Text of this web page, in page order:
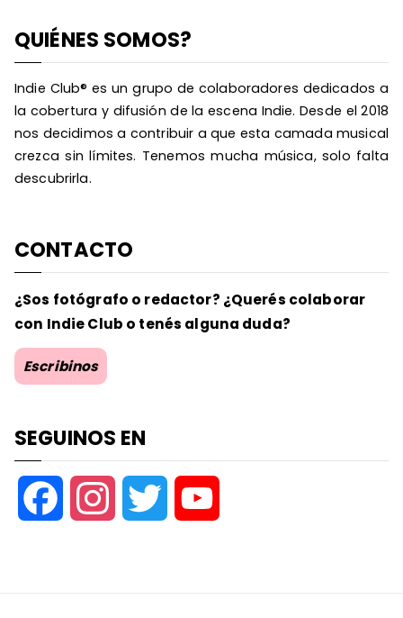
QUIÉNES SOMOS?
Indie Club® es un grupo de colaboradores dedicados a
la cobertura y difusión de la escena Indie. Desde el 2018
nos decidimos a contribuir a que esta camada musical
crezca sin límites. Tenemos mucha música, solo falta
descubrirla.
CONTACTO
¿Sos fotógrafo o redactor? ¿Querés colaborar
con Indie Club o tenés alguna duda?
Escribinos
SEGUINOS EN